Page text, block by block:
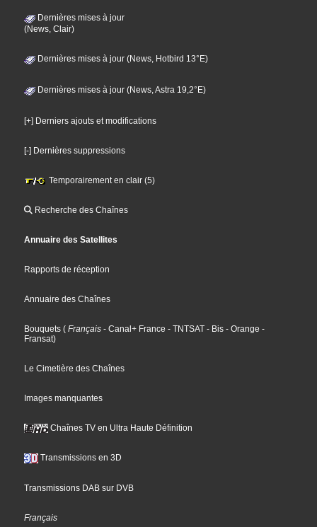
Dernières mises à jour
(News, Clair)
Dernières mises à jour (News, Hotbird 13°E)
Dernières mises à jour (News, Astra 19,2°E)
[+] Derniers ajouts et modifications
[-] Dernières suppressions
Temporairement en clair (5)
Recherche des Chaînes
Annuaire des Satellites
Rapports de réception
Annuaire des Chaînes
Bouquets ( Français - Canal+ France - TNTSAT - Bis - Orange -
Fransat)
Le Cimetière des Chaînes
Images manquantes
Chaînes TV en Ultra Haute Définition
Transmissions en 3D
Transmissions DAB sur DVB
Français